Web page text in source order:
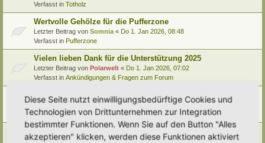
Verfasst in Totholz
Wertvolle Gehölze für die Pufferzone
Letzter Beitrag von Somnia « Do 1. Jan 2026, 08:48
Verfasst in Pufferzone
Vielen lieben Dank für die Unterstützung 2025
Letzter Beitrag von Polarwelt « Do 1. Jan 2026, 07:02
Verfasst in Ankündigungen & Fragen zum Forum
Pflanzenportrait (9): Quitte
Letzter Beitrag von Ann1981«Mi 24. Dez 2025, 12:15
Verfasst inPflanzenportraits/ Identifikation
Video Empfehlung (nicht nur) für Kinder
Letzter Beitrag vonMiri « Di 23. Dez 2025, 21:56
Diese Seite nutzt einwilligungsbedürftige Cookies und
Technologien von Drittunternehmen zur Integration
bestimmter Funktionen. Wenn Sie auf den Button "Alles
akzeptieren" klicken, werden diese Funktionen aktiviert